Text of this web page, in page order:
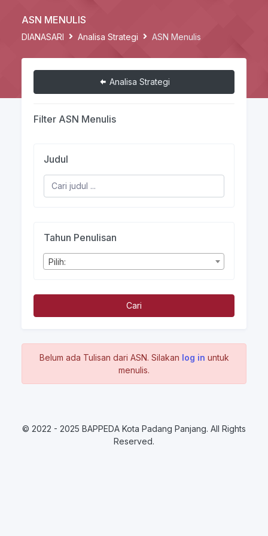
ASN MENULIS
DIANASARI Analisa Strategi ASN Menulis
Analisa Strategi
Filter ASN Menulis
Judul
Tahun Penulisan
Pilih:
Cari
Belum ada Tulisan dari ASN. Silakan log in untuk
menulis.
© 2022 - 2025 BAPPEDA Kota Padang Panjang. All Rights
Reserved.